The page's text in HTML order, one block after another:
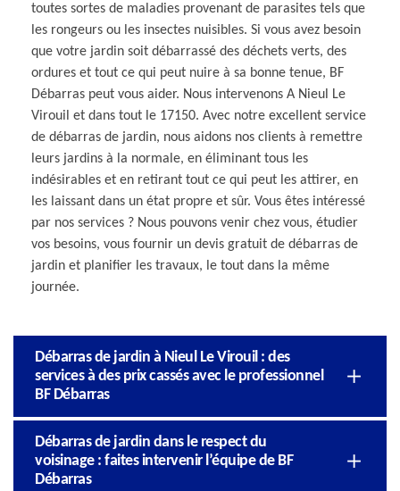
toutes sortes de maladies provenant de parasites tels que
les rongeurs ou les insectes nuisibles. Si vous avez besoin
que votre jardin soit débarrassé des déchets verts, des
ordures et tout ce qui peut nuire à sa bonne tenue, BF
Débarras peut vous aider. Nous intervenons A Nieul Le
Virouil et dans tout le 17150. Avec notre excellent service
de débarras de jardin, nous aidons nos clients à remettre
leurs jardins à la normale, en éliminant tous les
indésirables et en retirant tout ce qui peut les attirer, en
les laissant dans un état propre et sûr. Vous êtes intéressé
par nos services ? Nous pouvons venir chez vous, étudier
vos besoins, vous fournir un devis gratuit de débarras de
jardin et planifier les travaux, le tout dans la même
journée.
Débarras de jardin à Nieul Le Virouil : des
services à des prix cassés avec le professionnel
BF Débarras
Débarras de jardin dans le respect du
voisinage : faites intervenir l’équipe de BF
Débarras